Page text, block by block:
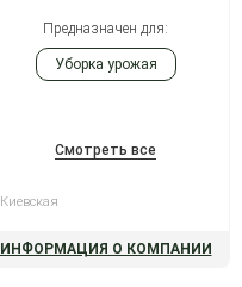
Предназначен для:
Уборка урожая
Смотреть все
Киевская
ИНФОРМАЦИЯ О КОМПАНИИ